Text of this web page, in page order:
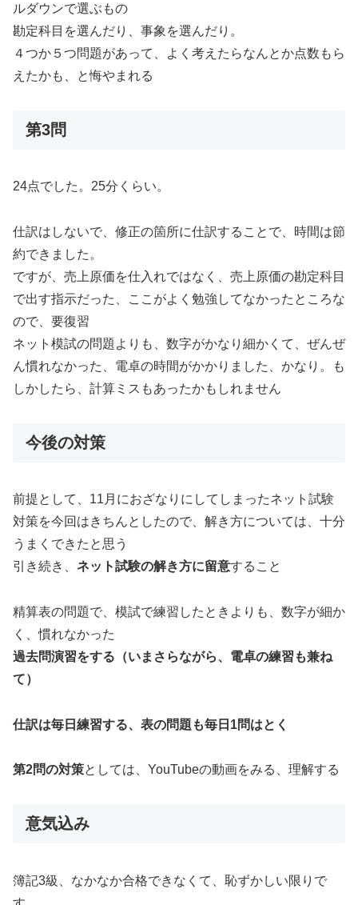
ルダウンで選ぶもの
勘定科目を選んだり、事象を選んだり。
４つか５つ問題があって、よく考えたらなんとか点数もら
えたかも、と悔やまれる
第3問
24点でした。25分くらい。
仕訳はしないで、修正の箇所に仕訳することで、時間は節
約できました。
ですが、売上原価を仕入れではなく、売上原価の勘定科目
で出す指示だった、ここがよく勉強してなかったところな
ので、要復習
ネット模試の問題よりも、数字がかなり細かくて、ぜんぜ
ん慣れなかった、電卓の時間がかかりました、かなり。も
しかしたら、計算ミスもあったかもしれません
今後の対策
前提として、11月におざなりにしてしまったネット試験
対策を今回はきちんとしたので、解き方については、十分
うまくできたと思う
引き続き、 ネット試験の解き方に留意すること
精算表の問題で、模試で練習したときよりも、数字が細か
く、慣れなかった
過去問演習をする（いまさらながら、電卓の練習も兼ね
て）
仕訳は毎日練習する、表の問題も毎日1問はとく
第2問の対策としては、YouTubeの動画をみる、理解する
意気込み
簿記3級、なかなか合格できなくて、恥ずかしい限りで